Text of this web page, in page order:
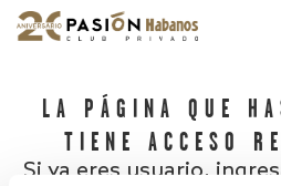
LA PÁGINA QUE
TIENE ACCESO
Si ya eres usuario,